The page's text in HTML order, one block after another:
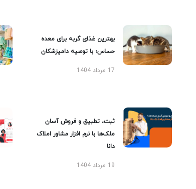
بهترین غذای گربه برای معده
حساس؛ با توصیه دامپزشکان
17 مرداد 1404
ثبت، تطبیق و فروش آسان
ملک‌ها با نرم افزار مشاور املاک
دانا
19 مرداد 1404